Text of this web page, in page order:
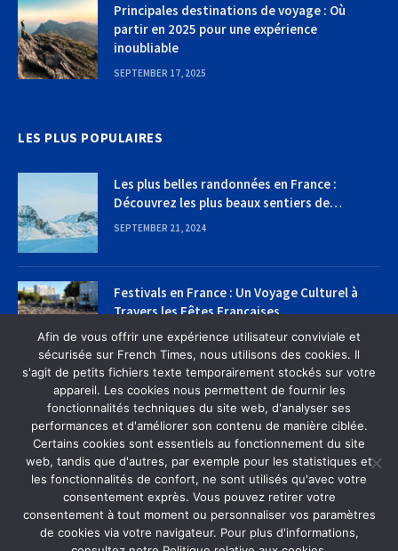
Principales destinations de voyage : Où
partir en 2025 pour une expérience
inoubliable
SEPTEMBER 17, 2025
LES PLUS POPULAIRES
Les plus belles randonnées en France :
Découvrez les plus beaux sentiers de
randonnée
SEPTEMBER 21, 2024
Festivals en France : Un Voyage Culturel à
Travers les Fêtes Françaises
SEPTEMBER 22, 2024
MAISON À PROPOS DE NOUS
CONTACTEZ-NOUS
POLITIQUE DE CONFIDENTIALITÉ
© 2026 French Times Designed by French Times | All Rights
Afin de vous offrir une expérience utilisateur conviviale et
sécurisée sur French Times, nous utilisons des cookies. Il
s'agit de petits fichiers texte temporairement stockés sur votre
appareil. Les cookies nous permettent de fournir les
fonctionnalités techniques du site web, d'analyser ses
performances et d'améliorer son contenu de manière ciblée.
Certains cookies sont essentiels au fonctionnement du site
web, tandis que d'autres, par exemple pour les statistiques et
les fonctionnalités de confort, ne sont utilisés qu'avec votre
consentement exprès. Vous pouvez retirer votre
consentement à tout moment ou personnaliser vos paramètres
de cookies via votre navigateur. Pour plus d'informations,